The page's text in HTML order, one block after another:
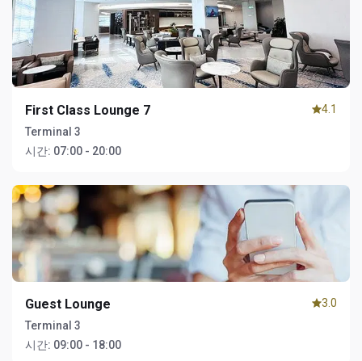
First Class Lounge 7
Terminal 3
시간: 07:00 - 20:00
4.1
Guest Lounge
Terminal 3
시간: 09:00 - 18:00
3.0